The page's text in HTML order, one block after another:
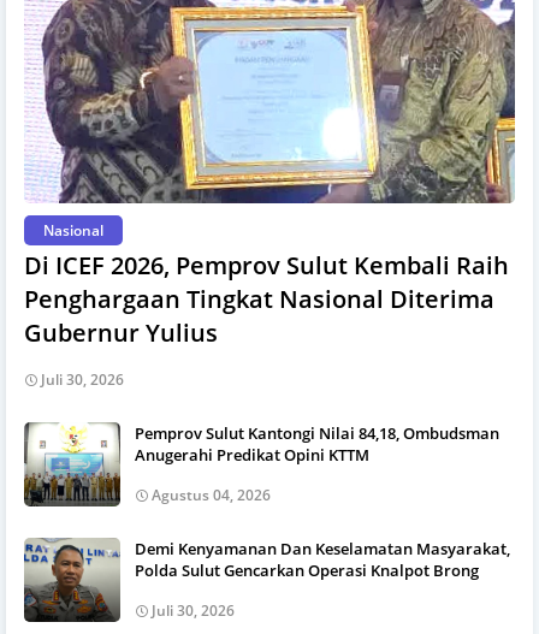
Nasional
Di ICEF 2026, Pemprov Sulut Kembali Raih
Penghargaan Tingkat Nasional Diterima
Gubernur Yulius
Juli 30, 2026
Pemprov Sulut Kantongi Nilai 84,18, Ombudsman
Anugerahi Predikat Opini KTTM
Agustus 04, 2026
Demi Kenyamanan Dan Keselamatan Masyarakat,
Polda Sulut Gencarkan Operasi Knalpot Brong
Juli 30, 2026